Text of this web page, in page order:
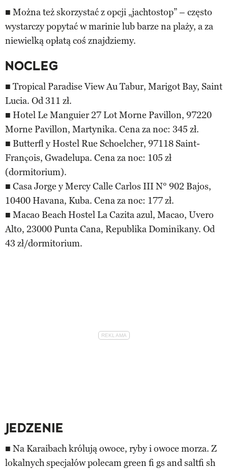
■ Można też skorzystać z opcji „jachtostop” – często
wystarczy popytać w marinie lub barze na plaży, a za
niewielką opłatą coś znajdziemy.
NOCLEG
■ Tropical Paradise View Au Tabur, Marigot Bay, Saint
Lucia. Od 311 zł.
■ Hotel Le Manguier 27 Lot Morne Pavillon, 97220
Morne Pavillon, Martynika. Cena za noc: 345 zł.
■ Butterfl y Hostel Rue Schoelcher, 97118 Saint-
François, Gwadelupa. Cena za noc: 105 zł
(dormitorium).
■ Casa Jorge y Mercy Calle Carlos III N° 902 Bajos,
10400 Havana, Kuba. Cena za noc: 177 zł.
■ Macao Beach Hostel La Cazita azul, Macao, Uvero
Alto, 23000 Punta Cana, Republika Dominikany. Od
43 zł/dormitorium.
JEDZENIE
■ Na Karaibach królują owoce, ryby i owoce morza. Z
lokalnych specjałów polecam green fi gs and saltfi sh